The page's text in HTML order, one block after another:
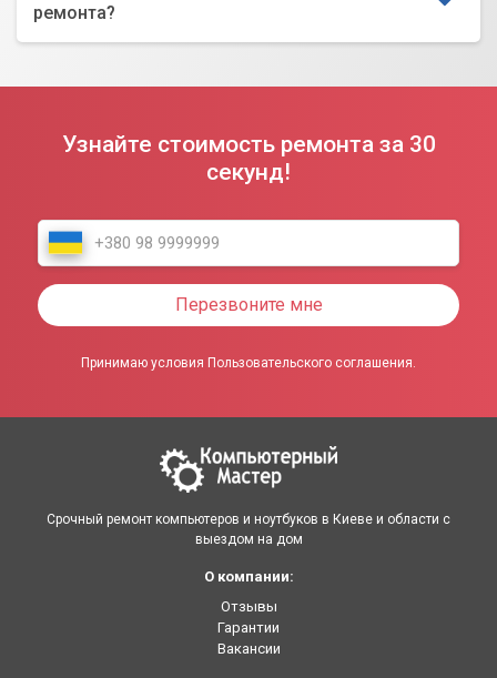
ремонта?
Узнайте стоимость ремонта за 30
секунд!
Перезвоните мне
Принимаю условия Пользовательского соглашения.
Срочный ремонт компьютеров и ноутбуков в Киеве и области с
выездом на дом
О компании:
Отзывы
Гарантии
Вакансии